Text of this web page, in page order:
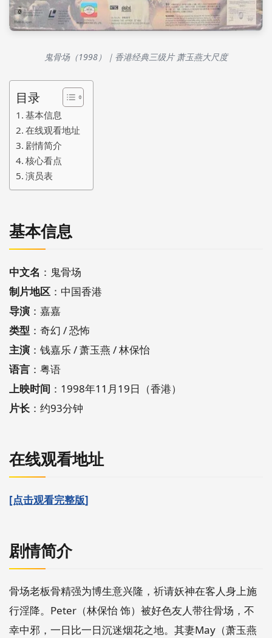
鬼骨场（1998）｜香港经典三级片 萧玉燕大尺度
目录
基本信息
在线观看地址
剧情简介
核心看点
演员表
基本信息
中文名 ：鬼骨场
制片地区 ：中国香港
导演 ：嘉嘉
类型 ：奇幻 / 恐怖
主演 ：钱嘉乐 / 萧玉燕 / 林保怡
语言 ：粤语
上映时间 ：1998年11月19日（香港）
片长 ：约93分钟
在线观看地址
[点击观看完整版]
剧情简介
骨场老板骨精强为博生意兴隆，祈请妖神在客人身上施
行淫降。Peter（林保怡 饰）被好色友人带往骨场，不
幸中邪，一日比一日沉迷烟花之地。其妻May（萧玉燕